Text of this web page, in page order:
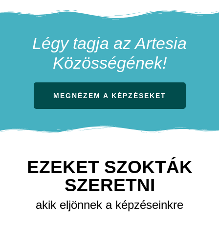
Légy tagja az Artesia
Közösségének!
MEGNÉZEM A KÉPZÉSEKET
EZEKET SZOKTÁK
SZERETNI
akik eljönnek a képzéseinkre